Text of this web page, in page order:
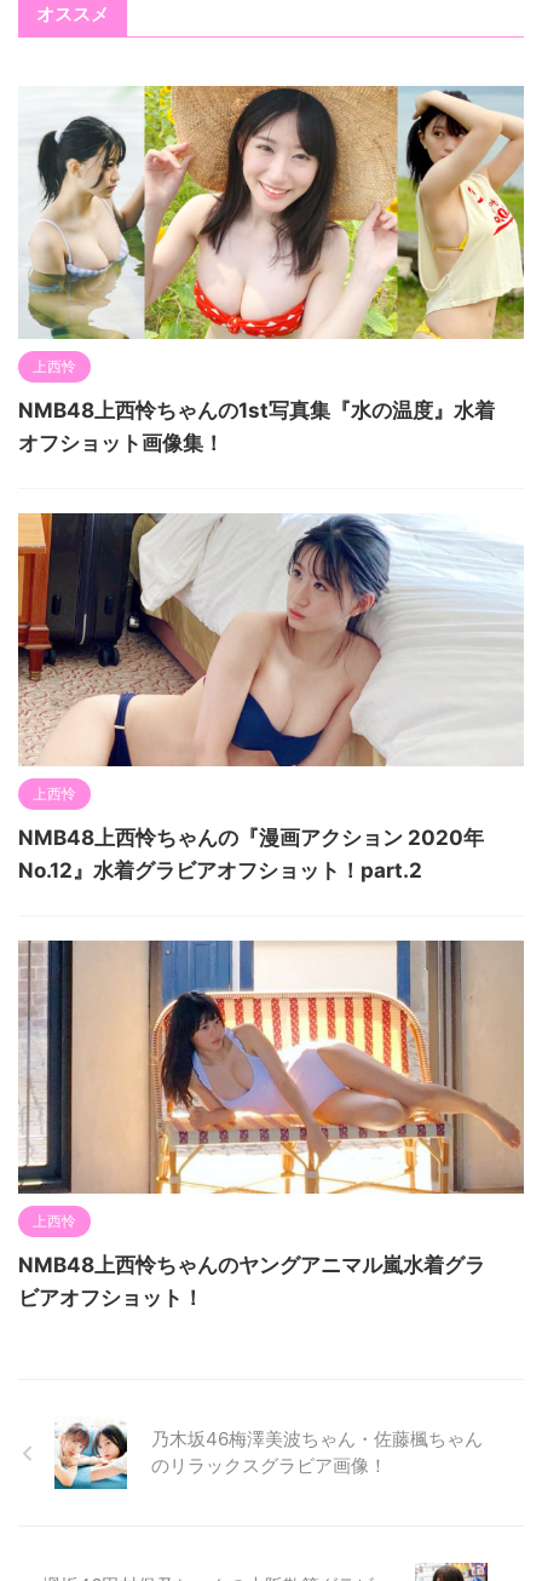
オススメ
上西怜
NMB48上西怜ちゃんの1st写真集『水の温度』水着
オフショット画像集！
上西怜
NMB48上西怜ちゃんの『漫画アクション 2020年
No.12』水着グラビアオフショット！part.2
上西怜
NMB48上西怜ちゃんのヤングアニマル嵐水着グラ
ビアオフショット！
乃木坂46梅澤美波ちゃん・佐藤楓ちゃん
のリラックスグラビア画像！